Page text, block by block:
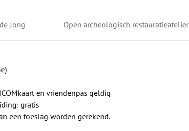
Jong Open archeologisch restauratieatelier
en vriendenpas geldig
gratis
een toeslag worden gerekend.